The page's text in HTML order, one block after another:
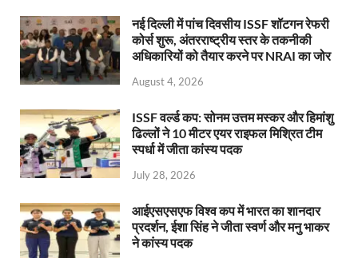
नई दिल्ली में पांच दिवसीय ISSF शॉटगन रेफरी
कोर्स शुरू, अंतरराष्ट्रीय स्तर के तकनीकी
अधिकारियों को तैयार करने पर NRAI का जोर
August 4, 2026
ISSF वर्ल्ड कप: सोनम उत्तम मस्कर और हिमांशु
ढिल्लों ने 10 मीटर एयर राइफल मिश्रित टीम
स्पर्धा में जीता कांस्य पदक
July 28, 2026
आईएसएसएफ विश्व कप में भारत का शानदार
प्रदर्शन, ईशा सिंह ने जीता स्वर्ण और मनु भाकर
ने कांस्य पदक